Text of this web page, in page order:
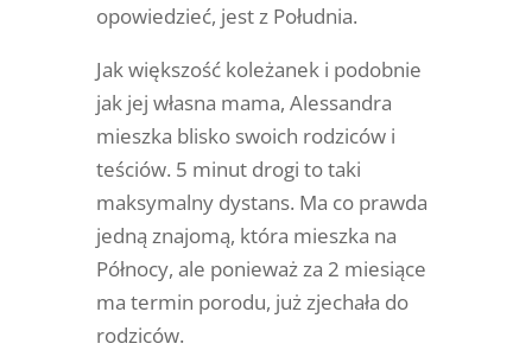
opowiedzieć, jest z Południa.
Jak większość koleżanek i podobnie
jak jej własna mama, Alessandra
mieszka blisko swoich rodziców i
teściów. 5 minut drogi to taki
maksymalny dystans. Ma co prawda
jedną znajomą, która mieszka na
Północy, ale ponieważ za 2 miesiące
ma termin porodu, już zjechała do
rodziców.